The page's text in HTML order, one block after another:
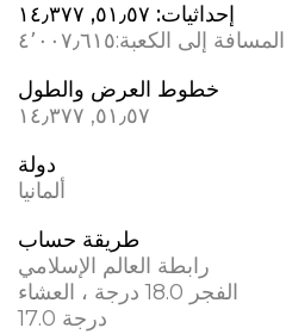
إحداثيات: ٥١٫٥٧, ١٤٫٣٧٧
المسافة إلى الكعبة:٤٬٠٠٧٫٦١٥
خطوط العرض والطول
٥١٫٥٧, ١٤٫٣٧٧
دولة
ألمانيا
طريقة حساب
رابطة العالم الإسلامي
الفجر 18.0 درجة ، العشاء
17.0 درجة